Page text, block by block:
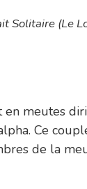
Solitaire (Le
en meutes
Ce
de la